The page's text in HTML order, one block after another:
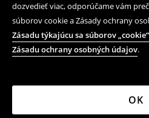
dozvedieť viac, odporúčame vám
súborov cookie a Zásady ochrany
Zásadu týkajúcu sa súborov „cookie“
Zásadu ochrany osobných údajov.
OK